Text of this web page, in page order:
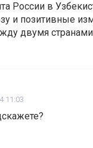
России в
и позитивные
двумя
11:03